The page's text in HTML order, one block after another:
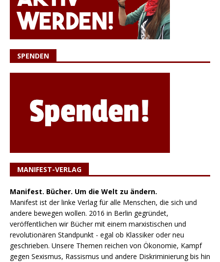
SPENDEN
MANIFEST-VERLAG
Manifest. Bücher. Um die Welt zu ändern.
Manifest ist der linke Verlag für alle Menschen, die sich und
andere bewegen wollen. 2016 in Berlin gegründet,
veröffentlichen wir Bücher mit einem marxistischen und
revolutionären Standpunkt - egal ob Klassiker oder neu
geschrieben. Unsere Themen reichen von Ökonomie, Kampf
gegen Sexismus, Rassismus und andere Diskriminierung bis hin